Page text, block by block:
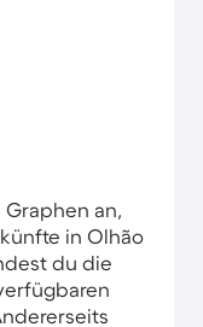
an,
in Olhão
du die